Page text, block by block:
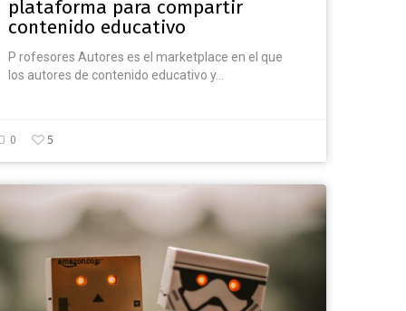
plataforma para compartir
contenido educativo
P rofesores Autores es el marketplace en el que
los autores de contenido educativo y…
0 5